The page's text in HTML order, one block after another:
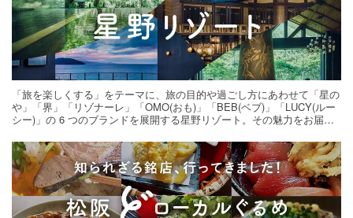
「旅を楽しくする」をテーマに、旅の目的や過ごし方にあわせて「星の
や」「界」「リゾナーレ」「OMO(おも)」「BEB(ベブ)」「LUCY(ルー
シー)」の 6 つのブランドを展開する星野リゾート。その魅力をお届け